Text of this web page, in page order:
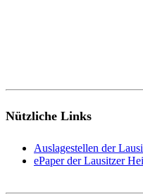
Nützliche Links
Auslagestellen der
ePaper der Lausitzer